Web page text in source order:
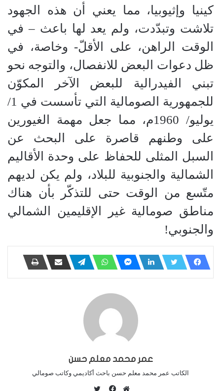
كينيا وإثيوبيا، مما يعني أن هذه الجهود
تلاشت وتبدّدت، ولم يعد لها باعث – في
الوقت الراهن، على الأقلّ- وخاصة، في
ظل دعوات البعض للانفصال، والتوجه نحو
تبني الفيدرالية للبعض الآخر المكوّن
للجمهورية الصومالية التي تأسست في 1/
يوليو/ 1960م، مما جعل مهمة الغيورين
على وطنهم قاصرة على البحث عن
السبل المثلى للحفاظ على وحدة الأقاليم
الشمالية والجنوبية للبلاد، ولم يكن لديهم
متّسع من الوقت حتى للتذكّر بأن هناك
مناطق صومالية غير الإقليمين الشمالي
والجنوبي!
عمر محمد معلم حسن
الكاتب عمر محمد معلم حسن باحث أكاديمي وكاتب صومالي